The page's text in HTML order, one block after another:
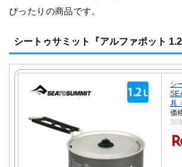
ぴったりの商品です。
シートゥサミット『アルファポット
シ
具
価
30